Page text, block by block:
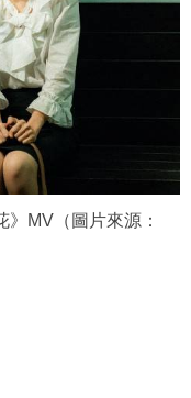
MV（圖片來源：